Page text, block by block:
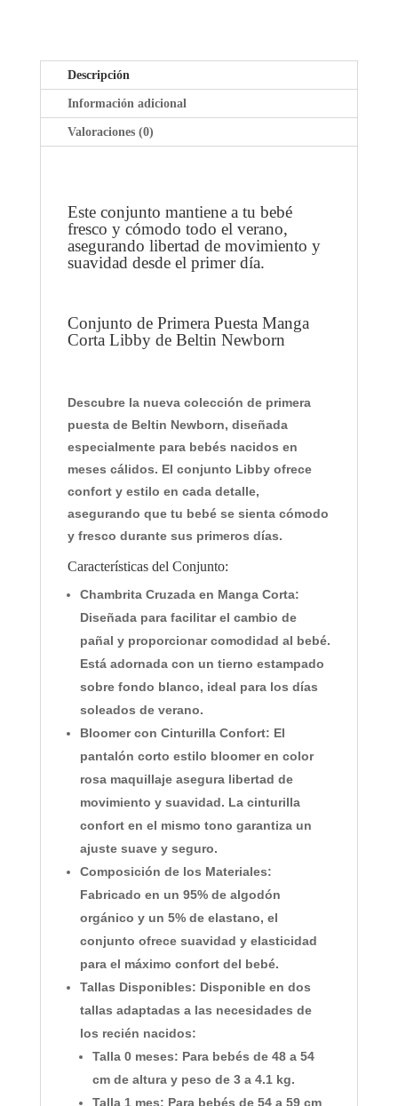
Descripción
Información adicional
Valoraciones (0)
Este conjunto mantiene a tu bebé
fresco y cómodo todo el verano,
asegurando libertad de movimiento y
suavidad desde el primer día.
Conjunto de Primera Puesta Manga
Corta Libby de Beltin Newborn
Descubre la nueva colección de primera
puesta de Beltin Newborn, diseñada
especialmente para bebés nacidos en
meses cálidos. El conjunto Libby ofrece
confort y estilo en cada detalle,
asegurando que tu bebé se sienta cómodo
y fresco durante sus primeros días.
Características del Conjunto:
Chambrita Cruzada en Manga Corta:
Diseñada para facilitar el cambio de
pañal y proporcionar comodidad al bebé.
Está adornada con un tierno estampado
sobre fondo blanco, ideal para los días
soleados de verano.
Bloomer con Cinturilla Confort: El
pantalón corto estilo bloomer en color
rosa maquillaje asegura libertad de
movimiento y suavidad. La cinturilla
confort en el mismo tono garantiza un
ajuste suave y seguro.
Composición de los Materiales:
Fabricado en un 95% de algodón
orgánico y un 5% de elastano, el
conjunto ofrece suavidad y elasticidad
para el máximo confort del bebé.
Tallas Disponibles: Disponible en dos
tallas adaptadas a las necesidades de
los recién nacidos:
Talla 0 meses: Para bebés de 48 a 54
cm de altura y peso de 3 a 4.1 kg.
Talla 1 mes: Para bebés de 54 a 59 cm